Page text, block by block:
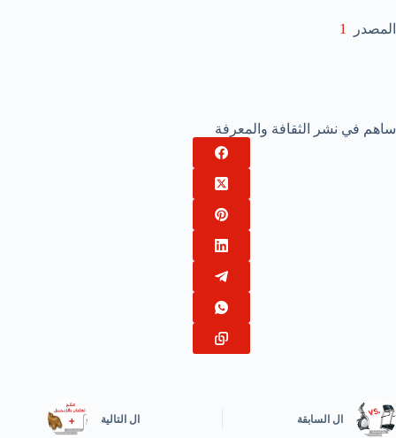
المصدر
ساهم في نشر الثقافة والمعرفة
ال السابقة ال التالية